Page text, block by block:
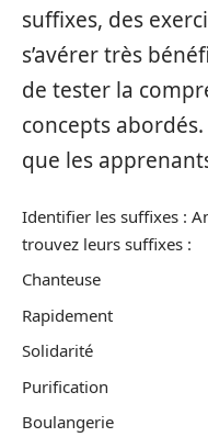
suffixes, des
s’avérer très
de tester la
concepts
que les
Identifier les suffixes :
trouvez leurs suffixes :
Chanteuse
Rapidement
Solidarité
Purification
Boulangerie